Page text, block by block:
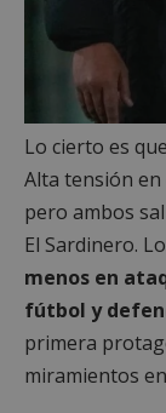
Lo cierto es
Alta tensión
pero ambos
El Sardinero.
menos en
fútbol y
primera
miramientos